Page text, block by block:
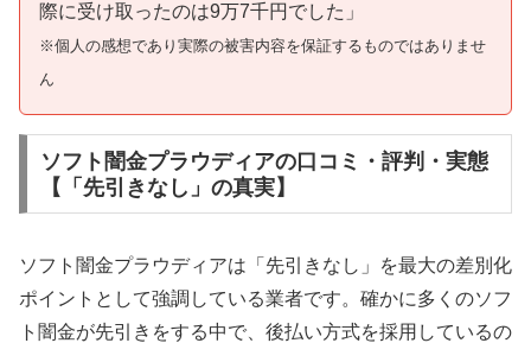
際に受け取ったのは9万7千円でした」
※個人の感想であり実際の被害内容を保証するものではありませ
ん
ソフト闇金プラウディアの口コミ・評判・実態
【「先引きなし」の真実】
ソフト闇金プラウディアは「先引きなし」を最大の差別化
ポイントとして強調している業者です。確かに多くのソフ
ト闇金が先引きをする中で、後払い方式を採用しているの